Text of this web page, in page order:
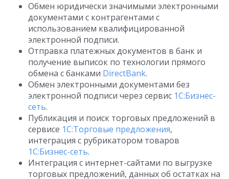
Обмен юридически значимыми электронными
документами с контрагентами с
использованием квалифицированной
электронной подписи.
Отправка платежных документов в банк и
получение выписок по технологии прямого
обмена с банками DirectBank.
Обмен электронными документами без
электронной подписи через сервис 1С:Бизнес-
сеть.
Публикация и поиск торговых предложений в
сервисе 1С:Торговые предложения,
интеграция с рубрикатором товаров
1С:Бизнес-сеть.
Интеграция с интернет-сайтами по выгрузке
торговых предложений, данных об остатках на